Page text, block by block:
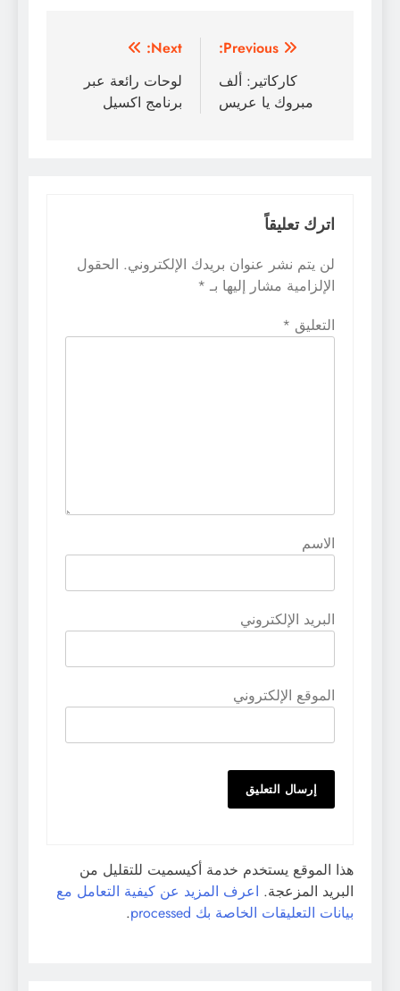
تصفّح
المقالات
Previous:
كاركاتير: ألف
مبروك يا عريس
Next:
لوحات رائعة عبر
برنامج اكسيل
اترك تعليقاً
لن يتم نشر عنوان بريدك الإلكتروني. الحقول
الإلزامية مشار إليها بـ *
التعليق *
الاسم
البريد الإلكتروني
الموقع الإلكتروني
هذا الموقع يستخدم خدمة أكيسميت للتقليل من
البريد المزعجة. اعرف المزيد عن كيفية التعامل مع
بيانات التعليقات الخاصة بك processed
.